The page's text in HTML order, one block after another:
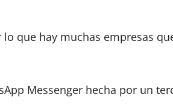
que hay muchas empresas
Messenger hecha por un